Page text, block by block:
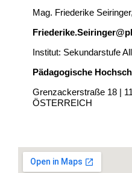
INHALT
Mag. Friederike
Institut: Sekundarstufe
Pädagogische
Grenzackerstraße 18 |
ÖSTERREICH